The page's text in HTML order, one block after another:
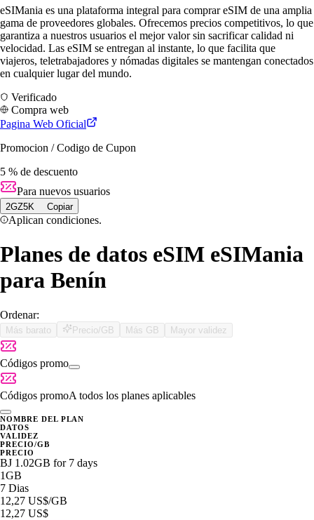
eSIMania es una plataforma integral para comprar eSIM de una amplia
gama de proveedores globales. Ofrecemos precios competitivos, lo que
garantiza a nuestros usuarios el mejor valor sin sacrificar calidad ni
velocidad. Las eSIM se entregan al instante, lo que facilita que
viajeros, teletrabajadores y nómadas digitales se mantengan conectados
en cualquier lugar del mundo.
Verificado
Compra web
Pagina Web Oficial
Promocion / Codigo de Cupon
5 % de descuento
Para nuevos usuarios
2GZ5K Copiar
Aplican condiciones.
Planes de datos eSIM eSIMania
para Benín
Ordenar:
Más barato Precio/GB Más GB Mayor validez
Códigos promo
Códigos promoA todos los planes aplicables
NOMBRE DEL PLAN
DATOS
VALIDEZ
PRECIO/GB
PRECIO
BJ 1.02GB for 7 days
1GB
7 Dias
12,27 US$/GB
12,27 US$